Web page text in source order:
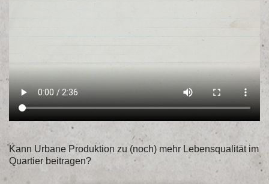
Kann Urbane Produktion zu (noch) mehr Lebensqualität im
Quartier beitragen?